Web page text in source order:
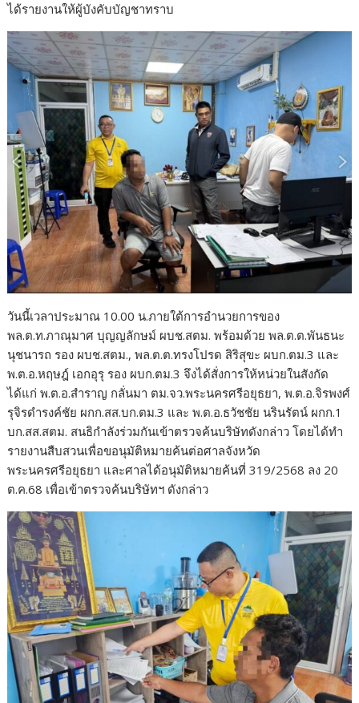
ได้รายงานให้ผู้บังคับบัญชาทราบ
วันนี้เวลาประมาณ 10.00 น.ภายใต้การอำนวยการของ
พล.ต.ท.ภาณุมาศ บุญญลักษม์ ผบช.สตม. พร้อมด้วย พล.ต.ต.พันธนะ
นุชนารถ รอง ผบช.สตม., พล.ต.ต.ทรงโปรด สิริสุขะ ผบก.ตม.3 และ
พ.ต.อ.หฤษฎ์ เอกอุรุ รอง ผบก.ตม.3 จึงได้สั่งการให้หน่วยในสังกัด
ได้แก่ พ.ต.อ.สำราญ กลั่นมา ตม.จว.พระนครศรีอยุธยา, พ.ต.อ.จิรพงศ์
รุจิรดำรงค์ชัย ผกก.สส.บก.ตม.3 และ พ.ต.อ.ธวัชชัย นรินรัตน์ ผกก.1
บก.สส.สตม. สนธิกำลังร่วมกันเข้าตรวจค้นบริษัทดังกล่าว โดยได้ทำ
รายงานสืบสวนเพื่อขอนุมัติหมายค้นต่อศาลจังหวัด
พระนครศรีอยุธยา และศาลได้อนุมัติหมายค้นที่ 319/2568 ลง 20
ต.ค.68 เพื่อเข้าตรวจค้นบริษัทฯ ดังกล่าว